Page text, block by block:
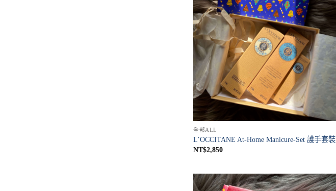
全部ALL
L’OCCITANE At-Home Manicure-Set 護手套裝
NT$2,850